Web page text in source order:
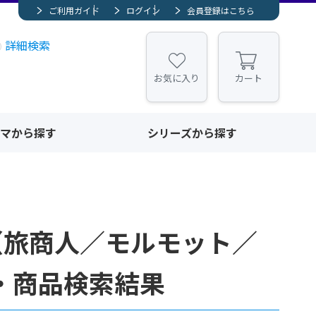
ご利用ガイド ログイン 会員登録はこちら
詳細検索
お気に入り カート
から探す シリーズから探す
商人／モルモット／
品検索結果